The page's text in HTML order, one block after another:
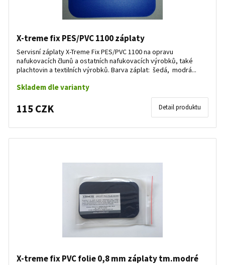
X-treme fix PES/PVC 1100 záplaty
Servisní záplaty X-Treme Fix PES/PVC 1100 na opravu
nafukovacích člunů a ostatních nafukovacích výrobků, také
plachtovin a textilních výrobků. Barva záplat: šedá, modrá...
Skladem dle varianty
115 CZK Detail produktu
X-treme fix PVC folie 0,8 mm záplaty tm.modré